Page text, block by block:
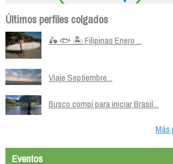
Últimos perfiles colgados
🛵 🐟 🏝️ Filipinas Enero ...
Viaje Septiembre...
Busco compi para iniciar Brasil...
Más
Eventos